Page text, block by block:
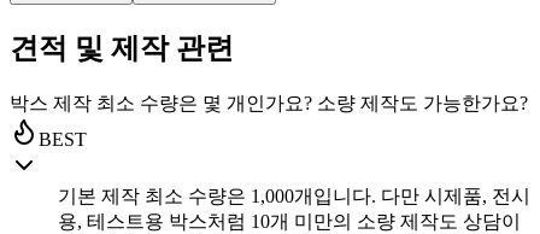
견적 및 제작 관련
박스 제작 최소 수량은 몇 개인가요? 소량 제작도 가능한가요?
BEST
기본 제작 최소 수량은 1,000개입니다. 다만 시제품, 전시
용, 테스트용 박스처럼 10개 미만의 소량 제작도 상담이